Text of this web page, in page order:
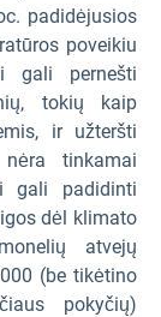
padidėjusios
poveikiu
gali pernešti
tokių kaip
ir užteršti
tinkamai
gali padidinti
dėl klimato
atvejų
(be tikėtino
pokyčių)